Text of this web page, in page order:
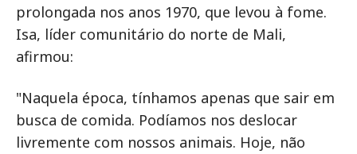
prolongada nos anos 1970, que levou à fome.
Isa, líder comunitário do norte de Mali,
afirmou:
"Naquela época, tínhamos apenas que sair em
busca de comida. Podíamos nos deslocar
livremente com nossos animais. Hoje, não